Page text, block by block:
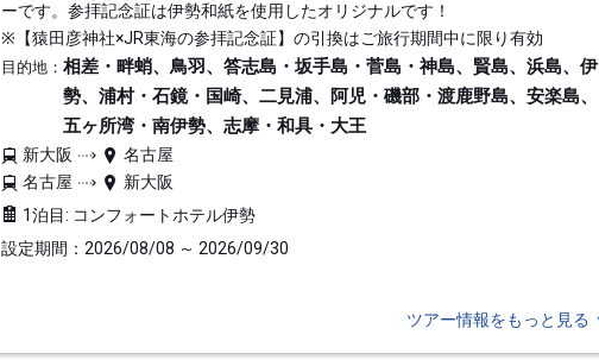
ーです。参拝記念証は伊勢和紙を使用したオリジナルです！
※【猿田彦神社×JR東海の参拝記念証】の引換はご旅行期間中に限り有効
目的地： 相差・畔蛸、鳥羽、答志島・坂手島・菅島・神島、賢島、浜島、伊
勢、浦村・石鏡・国崎、二見浦、阿児・磯部・渡鹿野島、安楽島、
五ヶ所湾・南伊勢、志摩・和具・大王
新大阪
名古屋
名古屋
新大阪
1泊目: コンフォートホテル伊勢
設定期間：2026/08/08 ～ 2026/09/30
ツアー情報をもっと見る